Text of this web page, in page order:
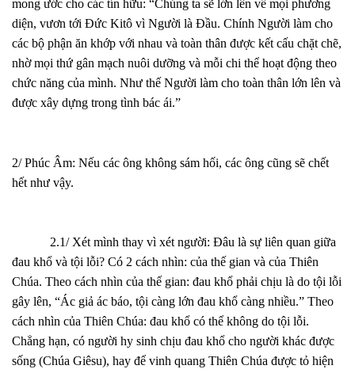
mong ước cho các tín hữu: “Chúng ta sẽ lớn lên về mọi phương
diện, vươn tới Đức Kitô vì Người là Đầu. Chính Người làm cho
các bộ phận ăn khớp với nhau và toàn thân được kết cấu chặt chẽ,
nhờ mọi thứ gân mạch nuôi dưỡng và mỗi chi thể hoạt động theo
chức năng của mình. Như thế Người làm cho toàn thân lớn lên và
được xây dựng trong tình bác ái.”
2/ Phúc Âm: Nếu các ông không sám hối, các ông cũng sẽ chết
hết như vậy.
2.1/ Xét mình thay vì xét người: Đâu là sự liên quan giữa
đau khổ và tội lỗi? Có 2 cách nhìn: của thế gian và của Thiên
Chúa. Theo cách nhìn của thế gian: đau khổ phải chịu là do tội lỗi
gây lên, “Ác giả ác báo, tội càng lớn đau khổ càng nhiều.” Theo
cách nhìn của Thiên Chúa: đau khổ có thể không do tội lỗi.
Chẳng hạn, có người hy sinh chịu đau khổ cho người khác được
sống (Chúa Giêsu), hay để vinh quang Thiên Chúa được tỏ hiện